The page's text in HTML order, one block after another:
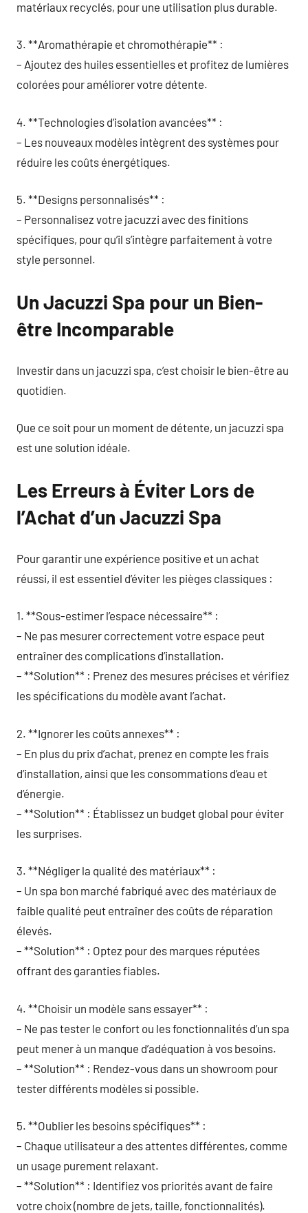
matériaux recyclés, pour une utilisation plus durable.
3. **Aromathérapie et chromothérapie** :
– Ajoutez des huiles essentielles et profitez de lumières
colorées pour améliorer votre détente.
4. **Technologies d’isolation avancées** :
– Les nouveaux modèles intègrent des systèmes pour
réduire les coûts énergétiques.
5. **Designs personnalisés** :
– Personnalisez votre jacuzzi avec des finitions
spécifiques, pour qu’il s’intègre parfaitement à votre
style personnel.
Un Jacuzzi Spa pour un Bien-
être Incomparable
Investir dans un jacuzzi spa, c’est choisir le bien-être au
quotidien.
Que ce soit pour un moment de détente, un jacuzzi spa
est une solution idéale.
Les Erreurs à Éviter Lors de
l’Achat d’un Jacuzzi Spa
Pour garantir une expérience positive et un achat
réussi, il est essentiel d’éviter les pièges classiques :
1. **Sous-estimer l’espace nécessaire** :
– Ne pas mesurer correctement votre espace peut
entraîner des complications d’installation.
– **Solution** : Prenez des mesures précises et vérifiez
les spécifications du modèle avant l’achat.
2. **Ignorer les coûts annexes** :
– En plus du prix d’achat, prenez en compte les frais
d’installation, ainsi que les consommations d’eau et
d’énergie.
– **Solution** : Établissez un budget global pour éviter
les surprises.
3. **Négliger la qualité des matériaux** :
– Un spa bon marché fabriqué avec des matériaux de
faible qualité peut entraîner des coûts de réparation
élevés.
– **Solution** : Optez pour des marques réputées
offrant des garanties fiables.
4. **Choisir un modèle sans essayer** :
– Ne pas tester le confort ou les fonctionnalités d’un spa
peut mener à un manque d’adéquation à vos besoins.
– **Solution** : Rendez-vous dans un showroom pour
tester différents modèles si possible.
5. **Oublier les besoins spécifiques** :
– Chaque utilisateur a des attentes différentes, comme
un usage purement relaxant.
– **Solution** : Identifiez vos priorités avant de faire
votre choix (nombre de jets, taille, fonctionnalités).